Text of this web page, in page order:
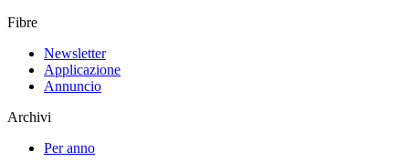
Fibre
Newsletter
Applicazione
Annuncio
Archivi
Per anno